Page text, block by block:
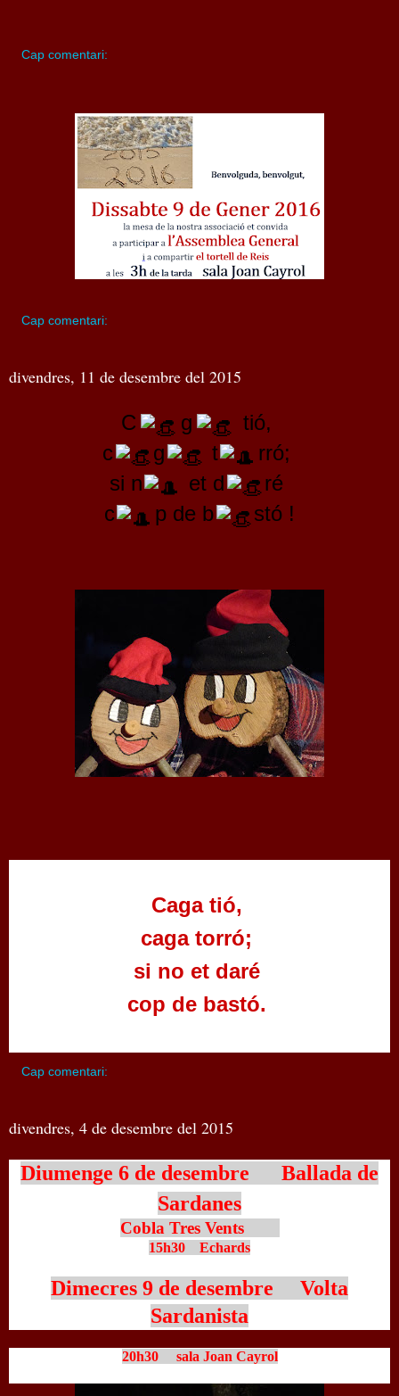
Cap comentari:
Cap comentari:
divendres, 11 de desembre del 2015
C g
tió,
c
g t
rró;
si n
et d
ré
c
p de b stó !
Caga tió,
caga torró;
si no et daré
cop de bastó.
Cap comentari:
divendres, 4 de desembre del 2015
Diumenge 6 de desembre Ballada de
Sardanes
Cobla Tres Vents
15h30 Echards
Dimecres 9 de desembre Volta
Sardanista
20h30 sala Joan Cayrol